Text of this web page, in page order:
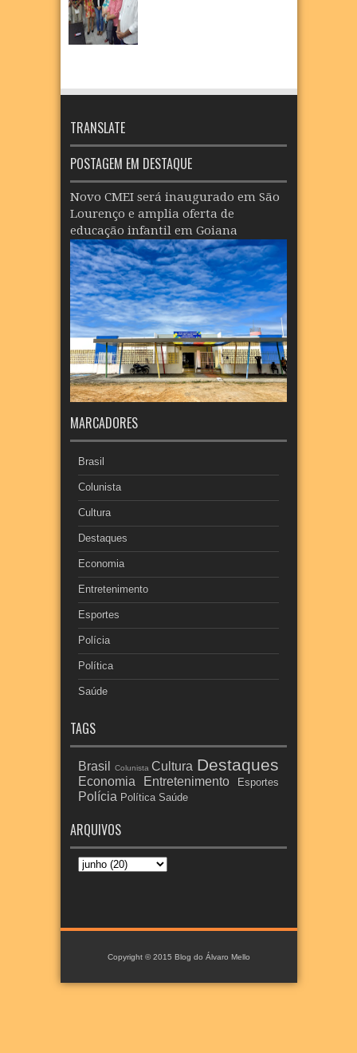
TRANSLATE
POSTAGEM EM DESTAQUE
Novo CMEI será inaugurado em São
Lourenço e amplia oferta de
educação infantil em Goiana
MARCADORES
Brasil
Colunista
Cultura
Destaques
Economia
Entretenimento
Esportes
Polícia
Política
Saúde
TAGS
Brasil Colunista Cultura Destaques
Economia Entretenimento Esportes
Polícia Política Saúde
ARQUIVOS
Copyright © 2015 Blog do Álvaro Mello